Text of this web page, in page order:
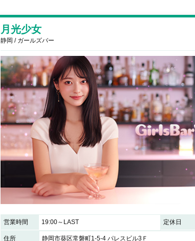
月光少女
静岡 / ガールズバー
営業時間 19:00～LAST 定休日
住所 静岡市葵区常磐町1-5-4 パレスビル3Ｆ